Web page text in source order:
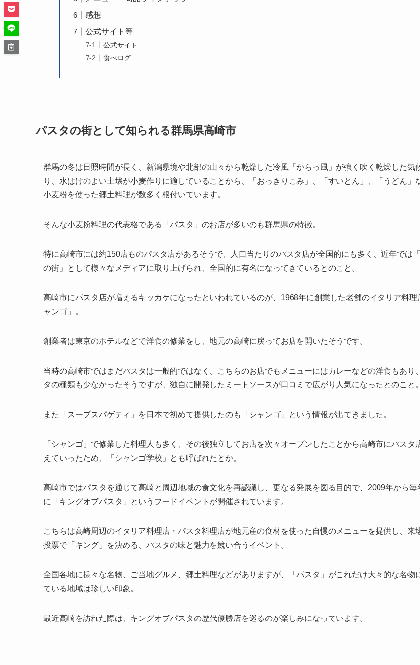
感想
公式サイト等
公式サイト
食べログ
パスタの街として知られる群馬県高崎市
群馬の冬は日照時間が長く、新潟県境や北部の山々から乾燥した冷風「からっ風」が強く吹く乾燥した気
り、水はけのよい土壌が小麦作りに適していることから、「おっきりこみ」、「すいとん」、「うどん」
小麦粉を使った郷土料理が数多く根付いています。
そんな小麦粉料理の代表格である「パスタ」のお店が多いのも群馬県の特徴。
特に高崎市には約150店ものパスタ店があるそうで、人口当たりのパスタ店が全国的にも多く、近年では
の街」として様々なメディアに取り上げられ、全国的に有名になってきているとのこと。
高崎市にパスタ店が増えるキッカケになったといわれているのが、1968年に創業した老舗のイタリア料理
ャンゴ」。
創業者は東京のホテルなどで洋食の修業をし、地元の高崎に戻ってお店を開いたそうです。
当時の高崎市ではまだパスタは一般的ではなく、こちらのお店でもメニューにはカレーなどの洋食もあり
タの種類も少なかったそうですが、独自に開発したミートソースが口コミで広がり人気になったとのこと。
また「スープスパゲティ」を日本で初めて提供したのも「シャンゴ」という情報が出てきました。
「シャンゴ」で修業した料理人も多く、その後独立してお店を次々オープンしたことから高崎市にパスタ
えていったため、「シャンゴ学校」とも呼ばれたとか。
高崎市ではパスタを通じて高崎と周辺地域の食文化を再認識し、更なる発展を図る目的で、2009年から毎
に「キングオブパスタ」というフードイベントが開催されています。
こちらは高崎周辺のイタリア料理店・パスタ料理店が地元産の食材を使った自慢のメニューを提供し、来
投票で「キング」を決める、パスタの味と魅力を競い合うイベント。
全国各地に様々な名物、ご当地グルメ、郷土料理などがありますが、「パスタ」がこれだけ大々的な名物
ている地域は珍しい印象。
最近高崎を訪れた際は、キングオブパスタの歴代優勝店を巡るのが楽しみになっています。